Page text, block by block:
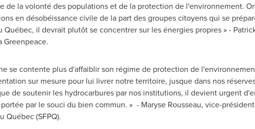
de la volonté des populations et de la protection de l'environnement.
en désobéissance civile de la part des groupes citoyens qui se
Québec, il devrait plutôt se concentrer sur les énergies propres » -
Greenpeace.
se contente plus d'affaiblir son régime de protection de
sur mesure pour lui livrer notre territoire, jusque dans nos
de soutenir les hydrocarbures par nos institutions, il devient urgent
par le souci du bien commun. » - Maryse Rousseau, vice-
Québec (SFPQ).